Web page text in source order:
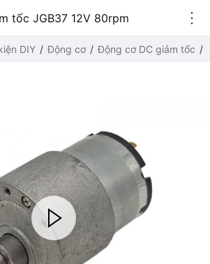
tốc JGB37 12V 80rpm
DIY Động cơ Động cơ DC giảm tốc